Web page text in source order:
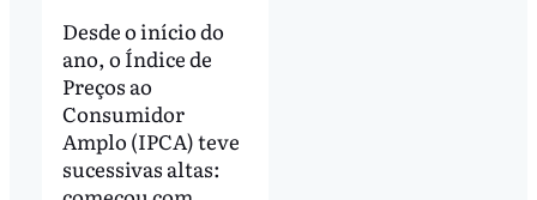
Desde o início do
ano, o Índice de
Preços ao
Consumidor
Amplo (IPCA) teve
sucessivas altas: